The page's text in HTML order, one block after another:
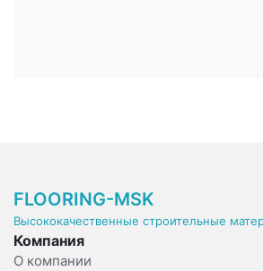
FLOORING-MSK
Высококачественные строительные
Компания
О компании